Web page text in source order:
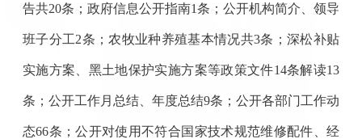
告共20条；政府信息公开指南1条；公开机构简介、领导
班子分工2条；农牧业种养殖基本情况共3条；深松补贴
实施方案、黑土地保护实施方案等政策文件14条解读13
条；公开工作月总结、年度总结9条；公开各部门工作动
态66条；公开对使用不符合国家技术规范维修配件、经